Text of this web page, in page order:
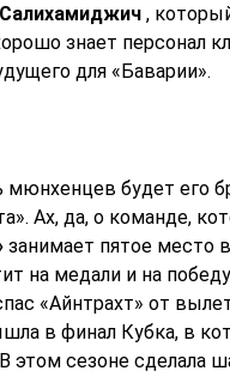
,
знает персонал
для «Баварии».
будет его
Ах, да, о команде,
занимает пятое место
на медали и на
«Айнтрахт» от
в финал Кубка, в
этом сезоне сделала